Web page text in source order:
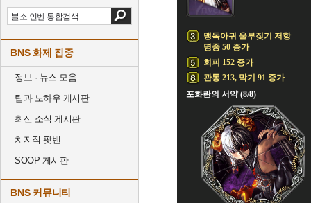
BNS 화제 집중
정보 · 뉴스 모음
팁과 노하우 게시판
최신 소식 게시판
치지직 팟벤
SOOP 게시판
BNS 커뮤니티
맹독아귀 울부짖기 저항
명중 50 증가
회피 152 증가
관통 213, 막기 91 증가
포화란의 서약 (8/8)